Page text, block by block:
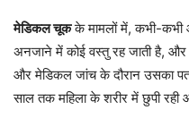
मेडिकल चूकके मामलों में, कभी-कभी
अनजाने में कोई वस्तु रह जाती है,
और मेडिकल जांच के दौरान उसका
साल तक महिला के शरीर में छुपी